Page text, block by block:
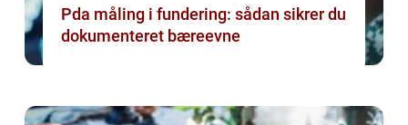
Pda måling i fundering: sådan sikrer du
dokumenteret bæreevne